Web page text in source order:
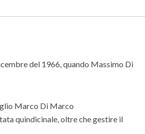
del 1966, quando Massimo Di
Marco Di Marco
quindicinale, oltre che gestire il